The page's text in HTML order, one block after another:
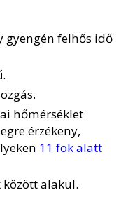
felhős idő
hőmérséklet
érzékeny,
11 fok alatt
között alakul.